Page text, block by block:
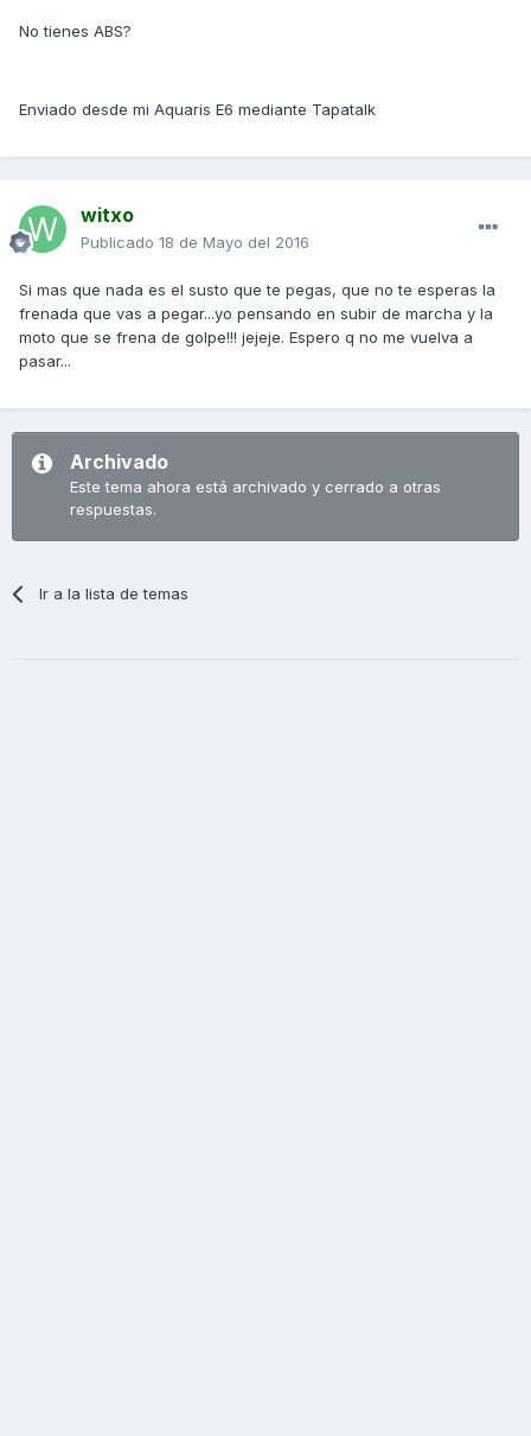
No tienes ABS?
Enviado desde mi Aquaris E6 mediante Tapatalk
witxo
Publicado 18 de Mayo del 2016
Si mas que nada es el susto que te pegas, que no te esperas la
frenada que vas a pegar...yo pensando en subir de marcha y la
moto que se frena de golpe!!! jejeje. Espero q no me vuelva a
pasar...
Archivado
Este tema ahora está archivado y cerrado a otras
respuestas.
Ir a la lista de temas